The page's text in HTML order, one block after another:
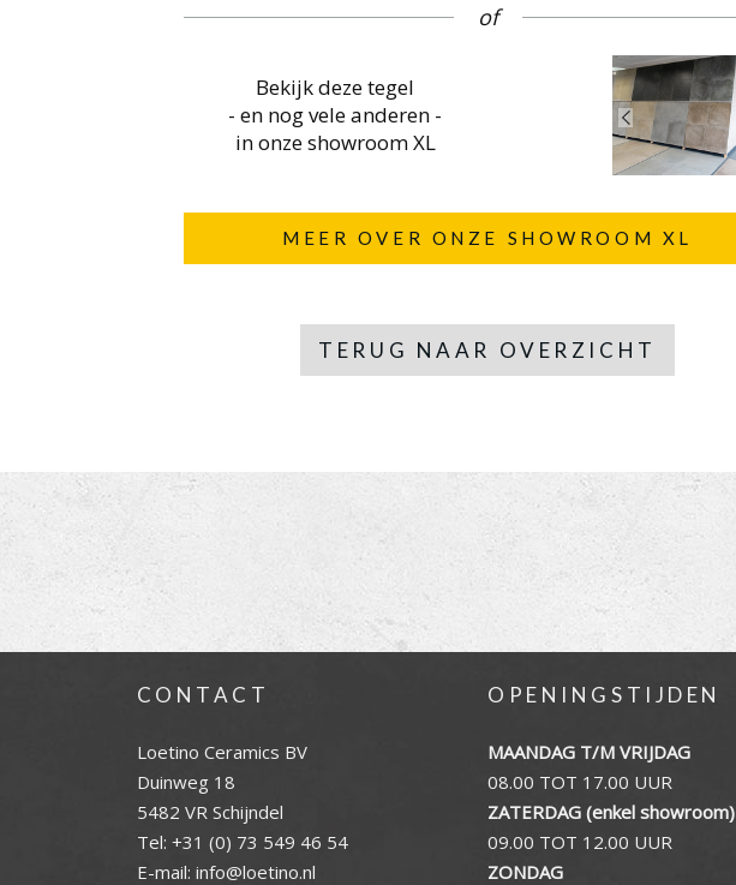
of
Bekijk deze tegel
- en nog vele anderen -
in onze showroom XL
MEER OVER ONZE SHOWROOM XL
TERUG NAAR OVERZICHT
CONTACT
Loetino Ceramics BV
Duinweg 18
5482 VR Schijndel
Tel: +31 (0) 73 549 46 54
E-mail: info@loetino.nl
OPENINGSTIJDEN
MAANDAG T/M VRIJDAG
08.00 TOT 17.00 UUR
ZATERDAG (enkel showroom)
09.00 TOT 12.00 UUR
ZONDAG